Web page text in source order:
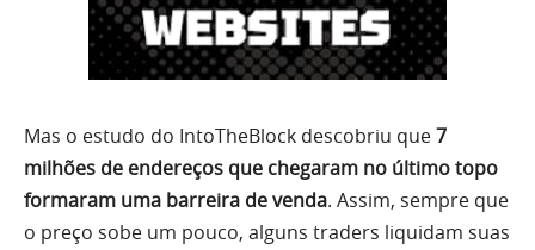
Mas o estudo do IntoTheBlock descobriu que7
milhões de endereços que chegaram no último topo
formaram uma barreira de venda. Assim, sempre que
o preço sobe um pouco, alguns traders liquidam suas